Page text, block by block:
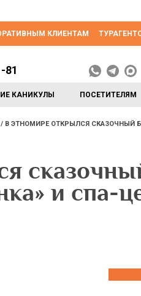
КЛИЕНТАМ
КАНИКУЛЫ ПОСЕТИТЕЛЯМ
81
В ЭТНОМИРЕ ОТКРЫЛСЯ СКАЗОЧНЫЙ
и спа-